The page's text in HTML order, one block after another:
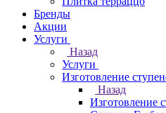
Бренды
Акции
Услуги
Назад
Услуги
Изготовление
Назад
Изготовление